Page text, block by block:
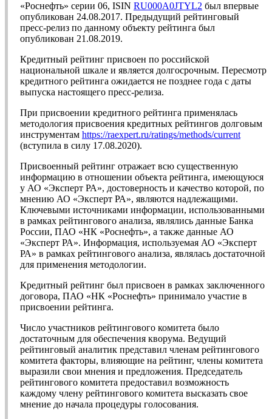
«Роснефть» серии 06, ISIN RU000A0JTYL2 был впервые
опубликован 24.08.2017. Предыдущий рейтинговый
пресс-релиз по данному объекту рейтинга был
опубликован 21.08.2019.
Кредитный рейтинг присвоен по российской
национальной шкале и является долгосрочным. Пересмотр
кредитного рейтинга ожидается не позднее года с даты
выпуска настоящего пресс-релиза.
При присвоении кредитного рейтинга применялась
методология присвоения кредитных рейтингов долговым
инструментам https://raexpert.ru/ratings/methods/current
(вступила в силу 17.08.2020).
Присвоенный рейтинг отражает всю существенную
информацию в отношении объекта рейтинга, имеющуюся
у АО «Эксперт РА», достоверность и качество которой, по
мнению АО «Эксперт РА», являются надлежащими.
Ключевыми источниками информации, использованными
в рамках рейтингового анализа, являлись данные Банка
России, ПАО «НК «Роснефть», а также данные АО
«Эксперт РА». Информация, используемая АО «Эксперт
РА» в рамках рейтингового анализа, являлась достаточной
для применения методологии.
Кредитный рейтинг был присвоен в рамках заключенного
договора, ПАО «НК «Роснефть» принимало участие в
присвоении рейтинга.
Число участников рейтингового комитета было
достаточным для обеспечения кворума. Ведущий
рейтинговый аналитик представил членам рейтингового
комитета факторы, влияющие на рейтинг, члены комитета
выразили свои мнения и предложения. Председатель
рейтингового комитета предоставил возможность
каждому члену рейтингового комитета высказать свое
мнение до начала процедуры голосования.